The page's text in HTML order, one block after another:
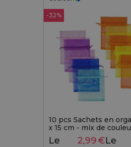
-32%
10 pcs Sachets en
x 15 cm - mix de
printemps
Le
2,99€Le